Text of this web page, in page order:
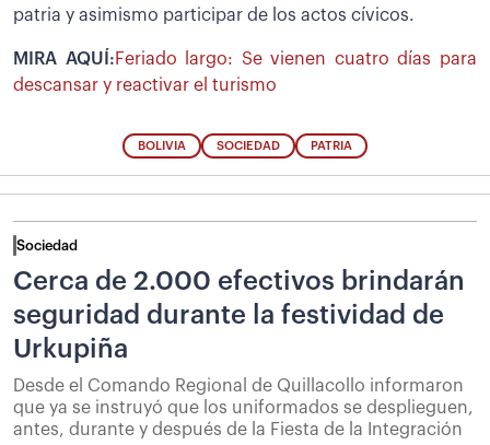
patria y asimismo participar de los actos cívicos.
MIRA AQUÍ:Feriado largo: Se vienen cuatro días para
descansar y reactivar el turismo
BOLIVIA SOCIEDAD PATRIA
Sociedad
Cerca de 2.000 efectivos brindarán
seguridad durante la festividad de
Urkupiña
Desde el Comando Regional de Quillacollo informaron
que ya se instruyó que los uniformados se desplieguen,
antes, durante y después de la Fiesta de la Integración